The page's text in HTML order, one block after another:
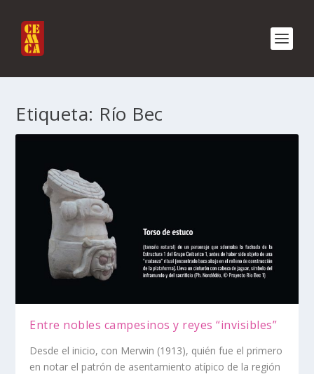
Etiqueta: Río Bec
Entre nobles campesinos y reyes “invisibles”
Desde el inicio, con Merwin (1913), quién fue el primero
en notar el patrón de asentamiento atípico de la región